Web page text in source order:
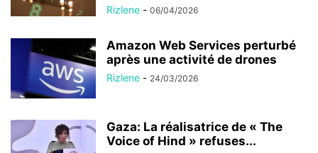
Rizlene - 06/04/2026
Amazon Web Services perturbé
après une activité de drones
Rizlene - 24/03/2026
Gaza: La réalisatrice de « The
Voice of Hind » refuses...